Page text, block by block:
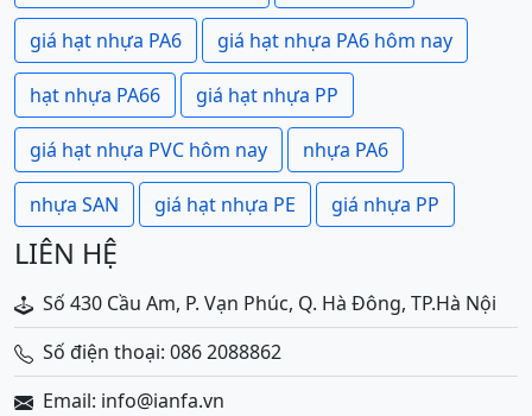
giá hạt nhựa PA6 giá hạt nhựa PA6 hôm nay
hạt nhựa PA66 giá hạt nhựa PP
giá hạt nhựa PVC hôm nay nhựa PA6
nhựa SAN giá hạt nhựa PE giá nhựa PP
LIÊN HỆ
Số 430 Cầu Am, P. Vạn Phúc, Q. Hà Đông, TP.Hà Nội
Số điện thoại: 086 2088862
Email: info@ianfa.vn